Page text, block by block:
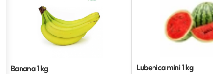
Banana1 kg Lubenica mini1 kg